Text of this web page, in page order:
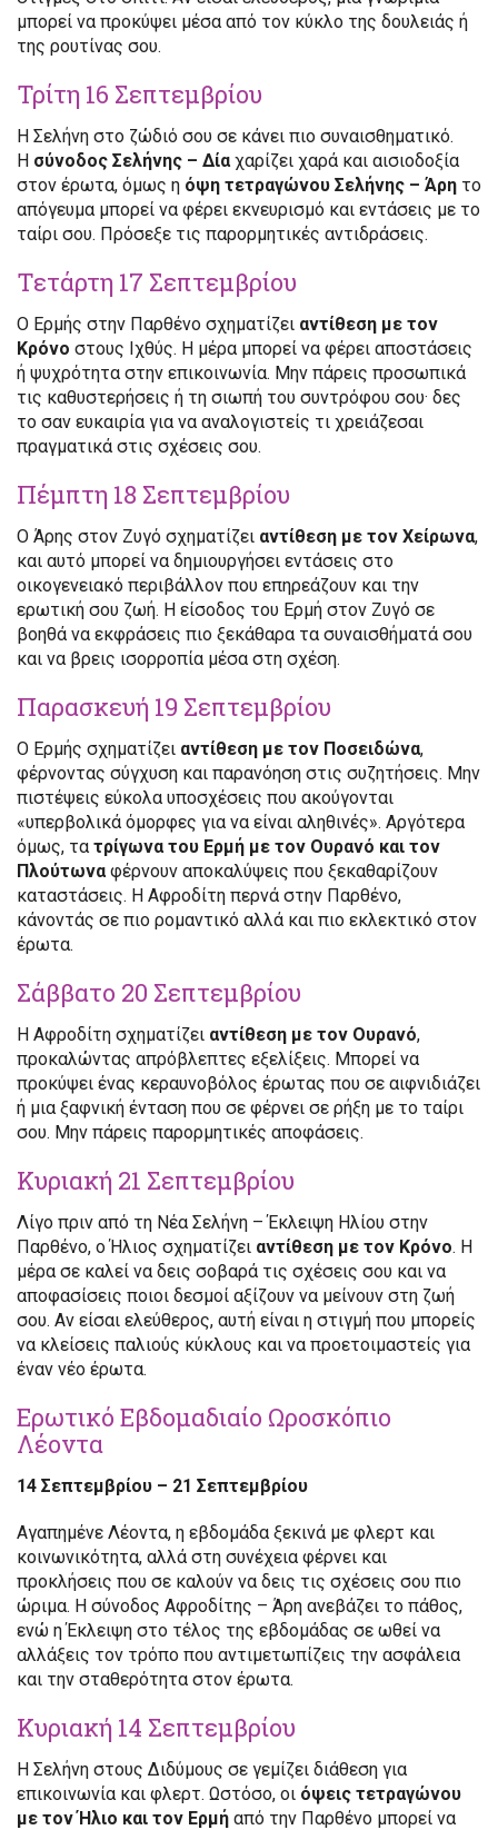
μπορεί να προκύψει μέσα από τον κύκλο της δουλειάς ή
της ρουτίνας σου.
Τρίτη 16 Σεπτεμβρίου
Η Σελήνη στο ζώδιό σου σε κάνει πιο συναισθηματικό.
Η σύνοδος Σελήνης – Δίαχαρίζει χαρά και αισιοδοξία
στον έρωτα, όμως η όψη τετραγώνου Σελήνης – Άρη το
απόγευμα μπορεί να φέρει εκνευρισμό και εντάσεις με το
ταίρι σου. Πρόσεξε τις παρορμητικές αντιδράσεις.
Τετάρτη 17 Σεπτεμβρίου
Ο Ερμής στην Παρθένο σχηματίζει αντίθεση με τον
Κρόνο στους Ιχθύς. Η μέρα μπορεί να φέρει αποστάσεις
ή ψυχρότητα στην επικοινωνία. Μην πάρεις προσωπικά
τις καθυστερήσεις ή τη σιωπή του συντρόφου σου· δες
το σαν ευκαιρία για να αναλογιστείς τι χρειάζεσαι
πραγματικά στις σχέσεις σου.
Πέμπτη 18 Σεπτεμβρίου
Ο Άρης στον Ζυγό σχηματίζει αντίθεση με τον Χείρωνα,
και αυτό μπορεί να δημιουργήσει εντάσεις στο
οικογενειακό περιβάλλον που επηρεάζουν και την
ερωτική σου ζωή. Η είσοδος του Ερμή στον Ζυγό σε
βοηθά να εκφράσεις πιο ξεκάθαρα τα συναισθήματά σου
και να βρεις ισορροπία μέσα στη σχέση.
Παρασκευή 19 Σεπτεμβρίου
Ο Ερμής σχηματίζει αντίθεση με τον Ποσειδώνα,
φέρνοντας σύγχυση και παρανόηση στις συζητήσεις. Μην
πιστέψεις εύκολα υποσχέσεις που ακούγονται
«υπερβολικά όμορφες για να είναι αληθινές». Αργότερα
όμως, τα τρίγωνα του Ερμή με τον Ουρανό και τον
Πλούτωναφέρνουν αποκαλύψεις που ξεκαθαρίζουν
καταστάσεις. Η Αφροδίτη περνά στην Παρθένο,
κάνοντάς σε πιο ρομαντικό αλλά και πιο εκλεκτικό στον
έρωτα.
Σάββατο 20 Σεπτεμβρίου
Η Αφροδίτη σχηματίζει αντίθεση με τον Ουρανό,
προκαλώντας απρόβλεπτες εξελίξεις. Μπορεί να
προκύψει ένας κεραυνοβόλος έρωτας που σε αιφνιδιάζει
ή μια ξαφνική ένταση που σε φέρνει σε ρήξη με το ταίρι
σου. Μην πάρεις παρορμητικές αποφάσεις.
Κυριακή 21 Σεπτεμβρίου
Λίγο πριν από τη Νέα Σελήνη – Έκλειψη Ηλίου στην
Παρθένο, ο Ήλιος σχηματίζει αντίθεση με τον Κρόνο. Η
μέρα σε καλεί να δεις σοβαρά τις σχέσεις σου και να
αποφασίσεις ποιοι δεσμοί αξίζουν να μείνουν στη ζωή
σου. Αν είσαι ελεύθερος, αυτή είναι η στιγμή που μπορείς
να κλείσεις παλιούς κύκλους και να προετοιμαστείς για
έναν νέο έρωτα.
Ερωτικό Εβδομαδιαίο Ωροσκόπιο
Λέοντα
14 Σεπτεμβρίου – 21 Σεπτεμβρίου
Αγαπημένε Λέοντα, η εβδομάδα ξεκινά με φλερτ και
κοινωνικότητα, αλλά στη συνέχεια φέρνει και
προκλήσεις που σε καλούν να δεις τις σχέσεις σου πιο
ώριμα. Η σύνοδος Αφροδίτης – Άρη ανεβάζει το πάθος,
ενώ η Έκλειψη στο τέλος της εβδομάδας σε ωθεί να
αλλάξεις τον τρόπο που αντιμετωπίζεις την ασφάλεια
και την σταθερότητα στον έρωτα.
Κυριακή 14 Σεπτεμβρίου
Η Σελήνη στους Διδύμους σε γεμίζει διάθεση για
επικοινωνία και φλερτ. Ωστόσο, οι όψεις τετραγώνου
με τον Ήλιο και τον Ερμή από την Παρθένο μπορεί να